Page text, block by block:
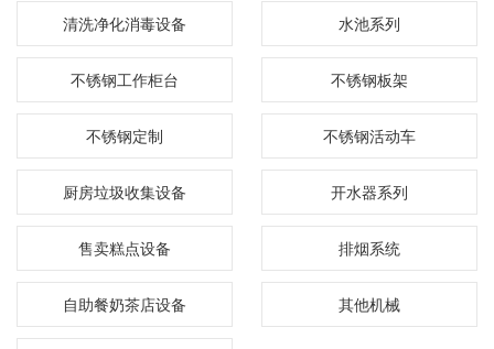
清洗净化消毒设备 水池系列
不锈钢工作柜台 不锈钢板架
不锈钢定制 不锈钢活动车
厨房垃圾收集设备 开水器系列
售卖糕点设备 排烟系统
自助餐奶茶店设备 其他机械